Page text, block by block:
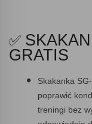
✅
GRATIS
Skakanka
poprawić
treningi bez